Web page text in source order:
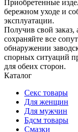
Приобретенные
бережном уходе и
эксплуатации.
Получив свой заказ,
сохраняйте все
обнаружении
спорных ситуаций
для обеих сторон.
Каталог
Секс товары
Для женщин
Для мужчин
Бдсм товары
Смазки